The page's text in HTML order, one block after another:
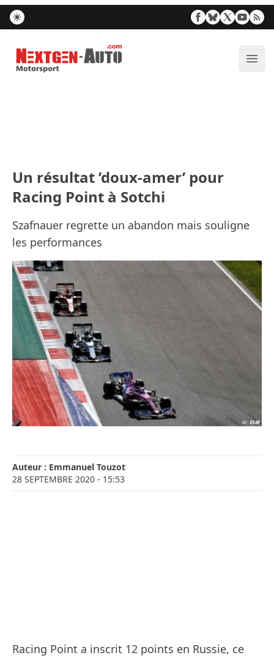
Nextgen-Auto.com
Un résultat ’doux-amer’ pour
Racing Point à Sotchi
Szafnauer regrette un abandon mais souligne
les performances
Auteur : Emmanuel Touzot
28 SEPTEMBRE 2020 - 15:53
Racing Point a inscrit 12 points en Russie, ce